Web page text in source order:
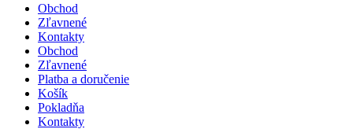
Obchod
Zľavnené
Kontakty
Obchod
Zľavnené
Platba a doručenie
Košík
Pokladňa
Kontakty